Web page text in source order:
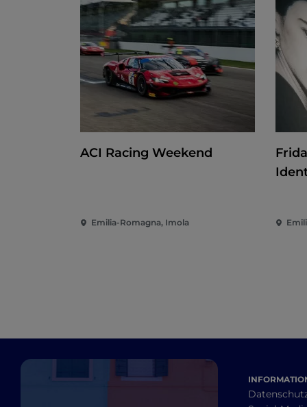
ACI Racing Weekend
Emilia-Romagna, Imola